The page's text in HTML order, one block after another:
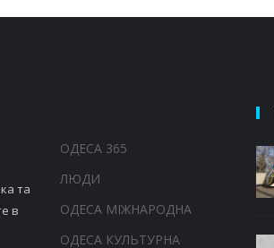
та
в
ОДЕСА 365
ЛЮДИ
ОДЕСА МІЖНАРОДНА
ОДЕСА КУЛЬТУРНА